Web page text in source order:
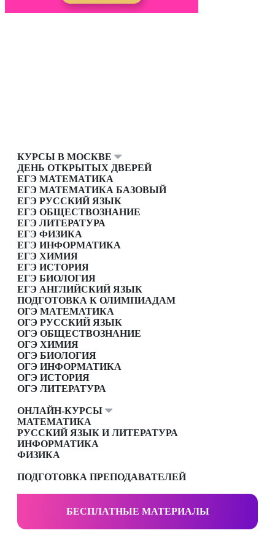
КУРСЫ В МОСКВЕ
ДЕНЬ ОТКРЫТЫХ ДВЕРЕЙ
ЕГЭ МАТЕМАТИКА
ЕГЭ МАТЕМАТИКА БАЗОВЫЙ
ЕГЭ РУССКИЙ ЯЗЫК
ЕГЭ ОБЩЕСТВОЗНАНИЕ
ЕГЭ ЛИТЕРАТУРА
ЕГЭ ФИЗИКА
ЕГЭ ИНФОРМАТИКА
ЕГЭ ХИМИЯ
ЕГЭ ИСТОРИЯ
ЕГЭ БИОЛОГИЯ
ЕГЭ АНГЛИЙСКИЙ ЯЗЫК
ПОДГОТОВКА К ОЛИМПИАДАМ
ОГЭ МАТЕМАТИКА
ОГЭ РУССКИЙ ЯЗЫК
ОГЭ ОБЩЕСТВОЗНАНИЕ
ОГЭ ХИМИЯ
ОГЭ БИОЛОГИЯ
ОГЭ ИНФОРМАТИКА
ОГЭ ИСТОРИЯ
ОГЭ ЛИТЕРАТУРА
ОНЛАЙН-КУРСЫ
МАТЕМАТИКА
РУССКИЙ ЯЗЫК И ЛИТЕРАТУРА
ИНФОРМАТИКА
ФИЗИКА
ПОДГОТОВКА ПРЕПОДАВАТЕЛЕЙ
БЕСПЛАТНЫЕ МАТЕРИАЛЫ